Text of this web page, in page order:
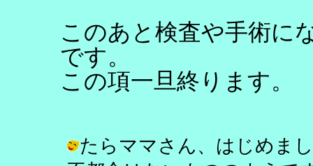
このあと検査や手術に
です。
この項一旦終ります。
たらママさん、はじめま